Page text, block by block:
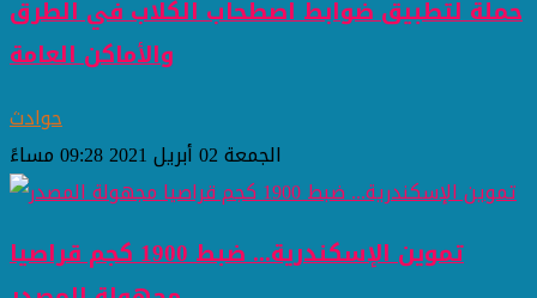
حملة لتطبيق ضوابط اصطحاب الكلاب في الطرق
والأماكن العامة
حوادث
الجمعة 02 أبريل 2021 09:28 مساءً
تموين الإسكندرية... ضبط 1900 كجم قراصيا